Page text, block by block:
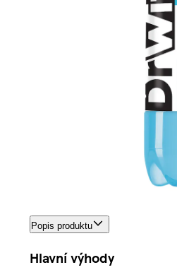
Popis produktu
Hlavní výhody